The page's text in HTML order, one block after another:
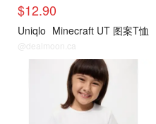
$12.90
Uniqlo Minecraft UT 图案T恤
@dealmoon.ca